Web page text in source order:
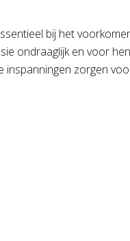
bij het
ondraaglijk en voor
inspanningen zorgen